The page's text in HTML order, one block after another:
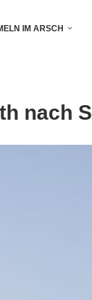
IM ARSCH
nach